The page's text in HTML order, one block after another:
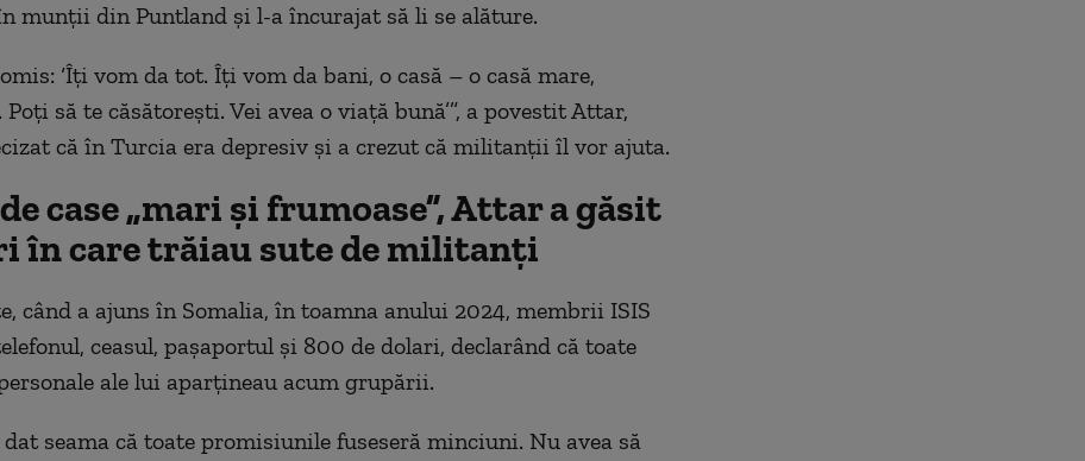
munții din Puntland și l-a încurajat să li se alăture.
‘Îți vom da tot. Îți vom da bani, o casă – o casă mare,
să te căsătorești. Vei avea o viață bună’”, a povestit Attar,
că în Turcia era depresiv și a crezut că militanții îl vor ajuta.
case „mari și frumoase”, Attar a găsit
în care trăiau sute de militanți
când a ajuns în Somalia, în toamna anului 2024, membrii ISIS
ceasul, pașaportul și 800 de dolari, declarând că toate
ale lui aparțineau acum grupării.
seama că toate promisiunile fuseseră minciuni. Nu avea să